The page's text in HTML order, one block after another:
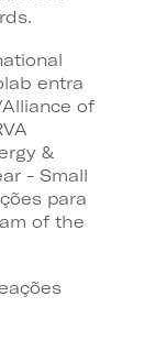
entra
of
&
- Small
para
of the